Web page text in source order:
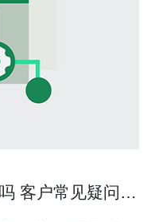
客户常见疑问与